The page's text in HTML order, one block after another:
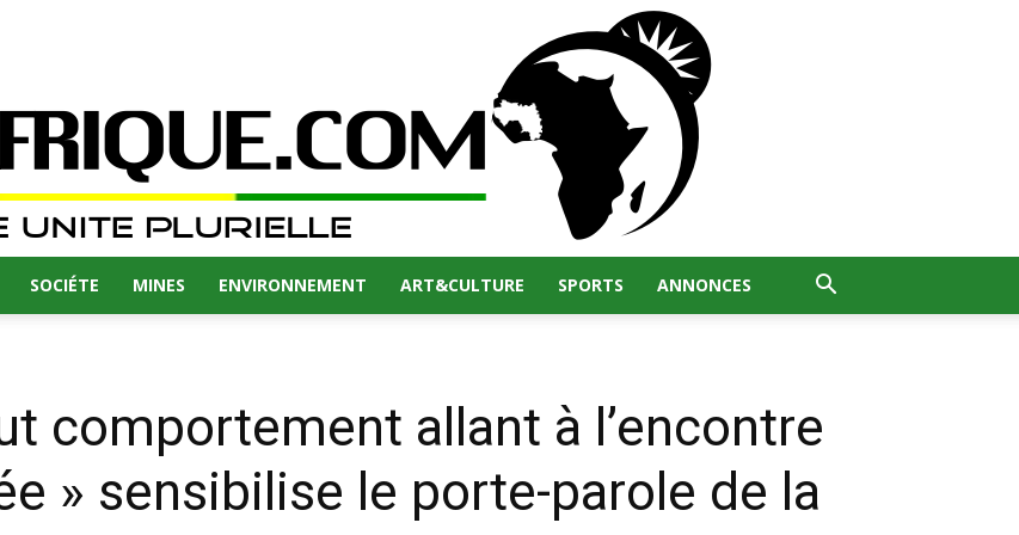
SOCIÉTE MINES ENVIRONNEMENT ART&CULTURE SPORTS ANNONCES
comportement allant à l’encontre
» sensibilise le porte-parole de la